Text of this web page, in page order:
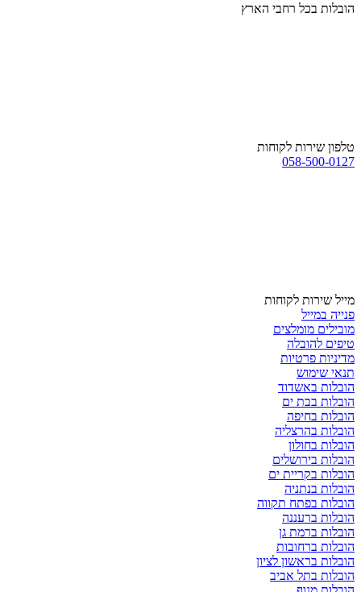
הובלות בכל רחבי הארץ
טלפון שירות לקוחות
058-500-0127
מייל שירות לקוחות
פנייה במייל
מובילים מומלצים
טיפים להובלה
מדיניות פרטיות
תנאי שימוש
הובלות באשדוד
הובלות בבת ים
הובלות בחיפה
הובלות בהרצליה
הובלות בחולון
הובלות בירושלים
הובלות בקריית ים
הובלות בנתניה
הובלות בפתח תקווה
הובלות ברעננה
הובלות ברמת גן
הובלות ברחובות
הובלות בראשון לציון
הובלות בתל אביב